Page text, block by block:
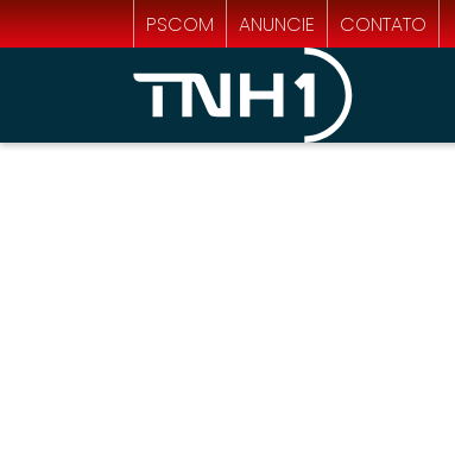
PSCOM ANUNCIE CONTATO